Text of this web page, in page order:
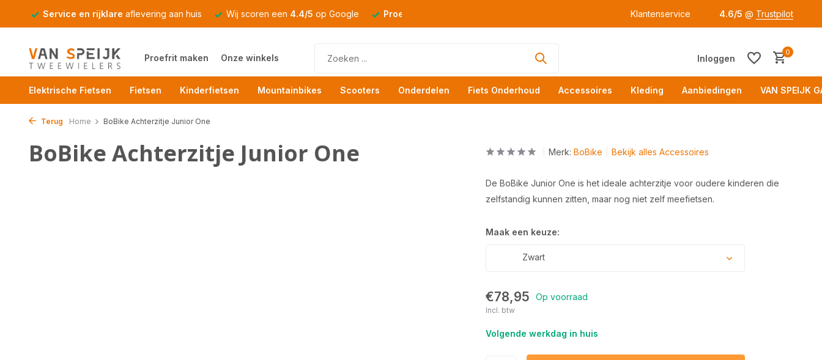
Service en rijklare aflevering aan huis Wij scoren een 4.4/5 op Google Proefrit Klantenservice 4.6/5 @ Trustpilot
Proefrit maken Onze winkels Inloggen
0
Elektrische Fietsen Fietsen Kinderfietsen Mountainbikes Scooters Onderdelen Fiets Onderhoud Accessoires Kleding Aanbiedingen VAN SPEIJK
Terug Home BoBike Achterzitje Junior One
BoBike Achterzitje Junior One Merk: BoBike Bekijk alles Accessoires
De BoBike Junior One is het ideale achterzitje voor oudere kinderen die
zelfstandig kunnen zitten, maar nog niet zelf meefietsen.
Maak een keuze:
Zwart
€78,95 Op voorraad
Incl. btw
Volgende werkdag in huis